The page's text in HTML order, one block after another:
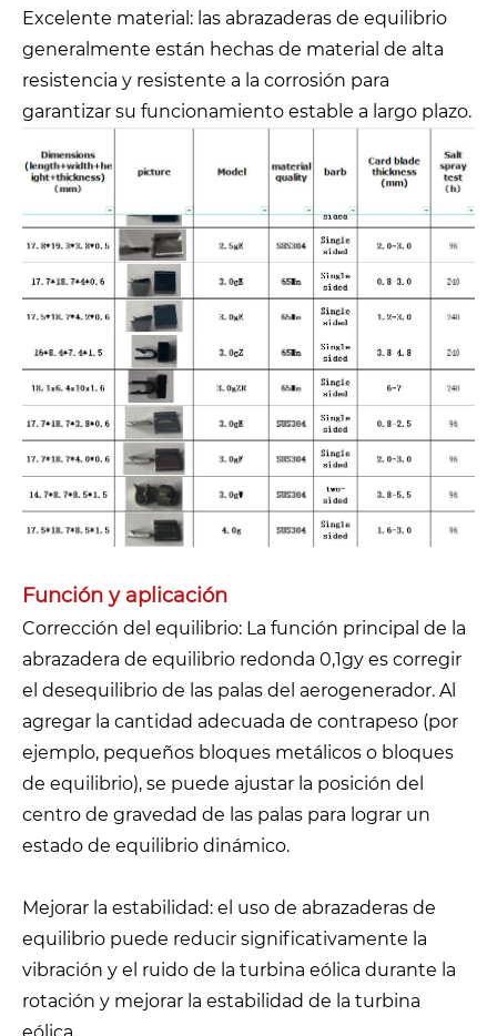
Excelente material: las abrazaderas de equilibrio
generalmente están hechas de material de alta
resistencia y resistente a la corrosión para
garantizar su funcionamiento estable a largo plazo.
Función y aplicación
Corrección del equilibrio: La función principal de la
abrazadera de equilibrio redonda 0,1gy es corregir
el desequilibrio de las palas del aerogenerador. Al
agregar la cantidad adecuada de contrapeso (por
ejemplo, pequeños bloques metálicos o bloques
de equilibrio), se puede ajustar la posición del
centro de gravedad de las palas para lograr un
estado de equilibrio dinámico.
Mejorar la estabilidad: el uso de abrazaderas de
equilibrio puede reducir significativamente la
vibración y el ruido de la turbina eólica durante la
rotación y mejorar la estabilidad de la turbina